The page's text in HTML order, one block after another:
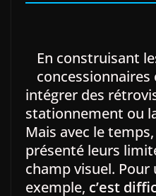
En construisant
intégrer des
stationnement ou
Mais avec le
présenté leurs
champ visuel. Pour
exemple, c’est